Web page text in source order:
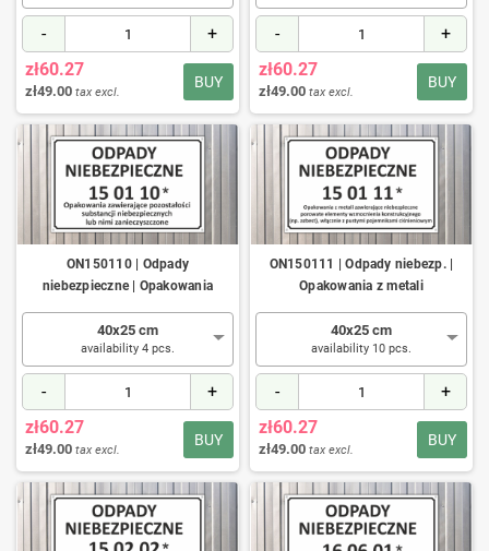
- +
BUY
zł60.27
zł49.00 tax excl.
- +
BUY
zł60.27
zł49.00 tax excl.
ON150110 | Odpady
niebezpieczne | Opakowania
40x25 cm
availability 4 pcs.
- +
BUY
zł60.27
zł49.00 tax excl.
ON150111 | Odpady niebezp. |
Opakowania z metali
40x25 cm
availability 10 pcs.
- +
BUY
zł60.27
zł49.00 tax excl.